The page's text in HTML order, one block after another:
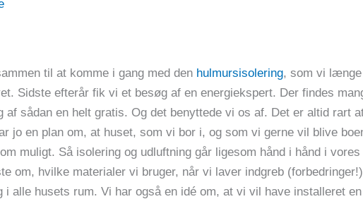
til at komme i gang med den hulmursisolering, som vi
Sidste efterår fik vi et besøg af en energiekspert. Der findes
af sådan en helt gratis. Og det benyttede vi os af. Det er altid rart
jo en plan om, at huset, som vi bor i, og som vi gerne vil blive
muligt. Så isolering og udluftning går ligesom hånd i hånd i
om, hvilke materialer vi bruger, når vi laver indgreb
i alle husets rum. Vi har også en idé om, at vi vil have installeret en